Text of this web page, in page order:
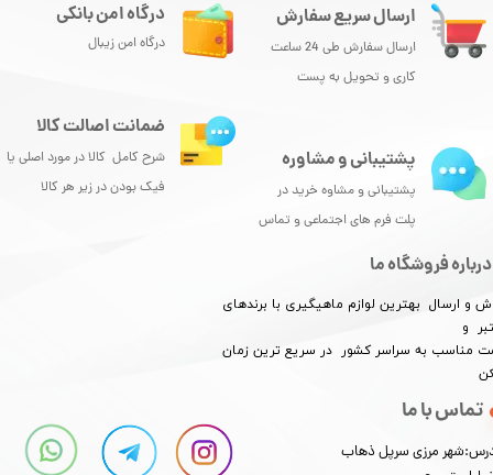
ارسال سریع سفارش
ارسال سفارش طی 24 ساعت
کاری و تحویل به پست
درباره فروشگاه ما
و ارسال بهترین لوازم ماهیگیری با برندهای
و
مناسب به سراسر کشور در سریع ترین زمان
تماس با ما
مرزی سرپل ذهاب
درگاه امن بانکی
درگاه امن زیبال
پشتیبانی و مشاوره
پشتیبانی و مشاوه خرید در
پلت فرم های اجتماعی و تماس
ضمانت اصالت کالا
شرح کامل کالا در مورد اصلی یا
فیک بودن در زیر هر کالا